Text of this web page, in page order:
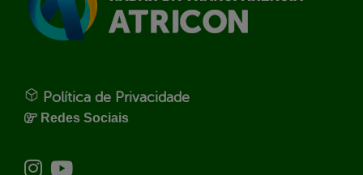
Política de Privacidade
Redes Sociais